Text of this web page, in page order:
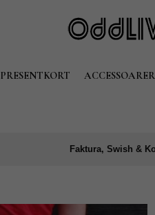
PRESENTKORT ACCESSOARER
Faktura, Swish &